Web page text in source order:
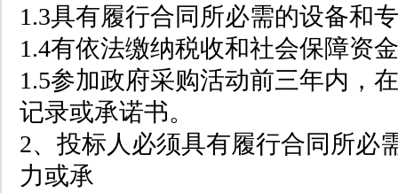
1.3具有履行合同所必需的设备和
1.4有依法缴纳税收和社会保障资
1.5参加政府采购活动前三年内，
记录或承诺书。
2、投标人必须具有履行合同所必
力或承